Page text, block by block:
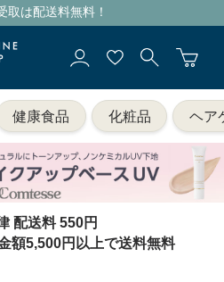
取は配送料無料！
健康食品 化粧品 ヘア
配送料 550円
額5,500円以上で送料無料